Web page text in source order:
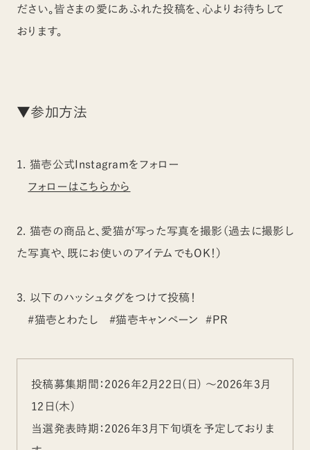
ださい。皆さまの愛にあふれた投稿を、心よりお待ちして
おります。
▼参加方法
1. 猫壱公式Instagramをフォロー
フォローはこちらから
2. 猫壱の商品と、愛猫が写った写真を撮影（過去に撮影し
た写真や、既にお使いのアイテムでもOK！）
3. 以下のハッシュタグをつけて投稿！
#猫壱とわたし #猫壱キャンペーン #PR
投稿募集期間：2026年2月22日(日) 〜2026年3月
12日(木)
当選発表時期：2026年3月下旬頃を予定しておりま